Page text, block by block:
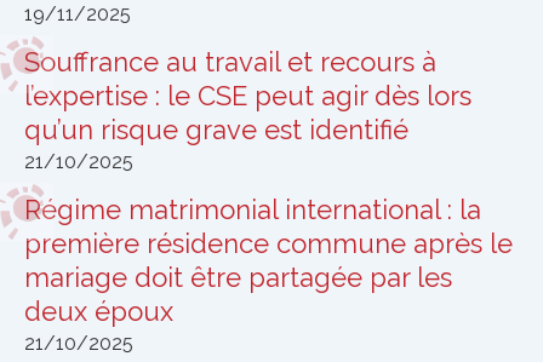
19/11/2025
Souffrance au travail et recours à
l’expertise : le CSE peut agir dès lors
qu’un risque grave est identifié
21/10/2025
Régime matrimonial international : la
première résidence commune après le
mariage doit être partagée par les
deux époux
21/10/2025